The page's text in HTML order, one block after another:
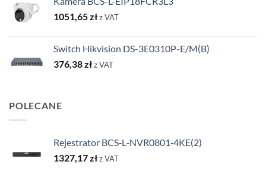
1051,65złz VAT
Switch Hikvision DS-3E0310P-E/M(B)
376,38złz VAT
POLECANE
Rejestrator BCS‑L‑NVR0801‑4KE(2)
1327,17złz VAT